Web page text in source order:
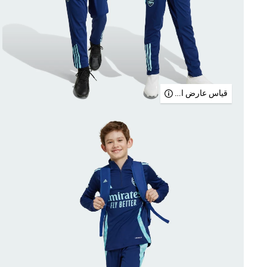
قياس عارض الأزياء